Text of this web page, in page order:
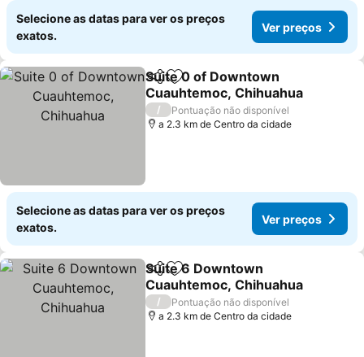
Selecione as datas para ver os preços
exatos.
Ver preços
PartilharAdicionar aos favoritos
Suite 0 of Downtown
Cuauhtemoc, Chihuahua
Ver preços
/
Pontuação não disponível
a 2.3 km de Centro da cidade
Selecione as datas para ver os preços
exatos.
Ver preços
PartilharAdicionar aos favoritos
Suite 6 Downtown
Cuauhtemoc, Chihuahua
Ver preços
/
Pontuação não disponível
a 2.3 km de Centro da cidade